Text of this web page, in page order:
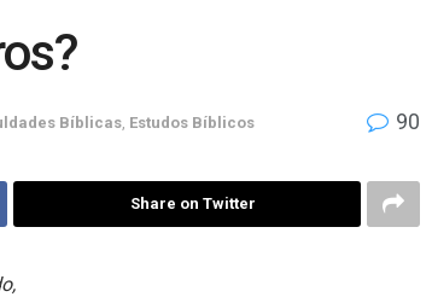
Bíblicas Estudos Bíblicos 90
Share on Twitter